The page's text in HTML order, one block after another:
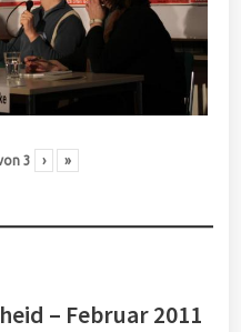
3 › »
– Februar 2011